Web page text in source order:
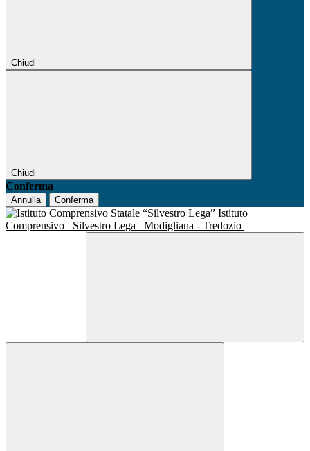
Chiudi
Chiudi
Conferma
Annulla Conferma
Istituto
Comprensivo
Silvestro Lega Modigliana - Tredozio